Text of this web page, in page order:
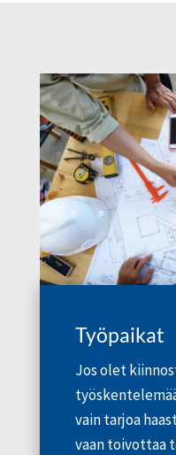
Työpaikat
Jos olet
vain tarjoa
vaan toivottaa